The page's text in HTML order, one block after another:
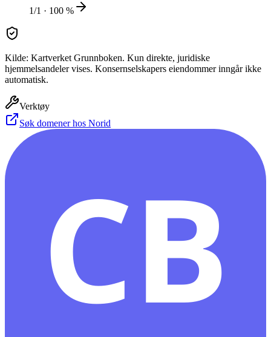
1/1 · 100 %
Kilde: Kartverket Grunnboken. Kun direkte, juridiske
hjemmelsandeler vises. Konsernselskapers eiendommer inngår ikke
automatisk.
Verktøy
Søk domener hos Norid
CB